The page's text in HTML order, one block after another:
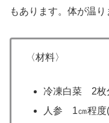
もあります。体が温り
〈材料〉
冷凍白菜 2枚
人参 1㎝程度